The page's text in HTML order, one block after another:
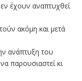
έχουν αναπτυχθεί
ακόμη και μετά
ανάπτυξη του
παρουσιαστεί κι